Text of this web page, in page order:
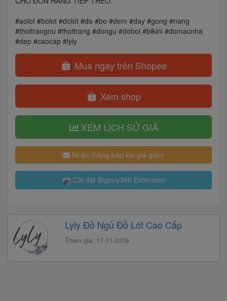
#aolot #bolot #dolot #do #bo #dem #day #gong #nang
#thoitrangnu #thoitrang #dongu #doboi #bikini #domacnha
#dep #caocap #lyly
Mua ngay trên Shopee
Xem shop
XEM LỊCH SỬ GIÁ
Nhận thông báo khi giá giảm
Cài đặt Bigbuy360 Extension
Lyly Đồ Ngủ Đồ Lót Cao Cấp
Tham gia: 17-11-2019